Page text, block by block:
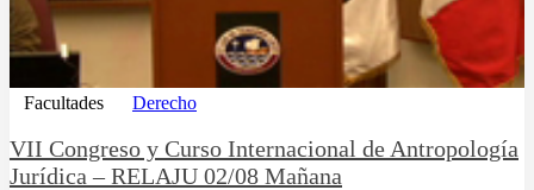
Facultades Derecho
VII Congreso y Curso Internacional de Antropología
Jurídica – RELAJU 02/08 Mañana